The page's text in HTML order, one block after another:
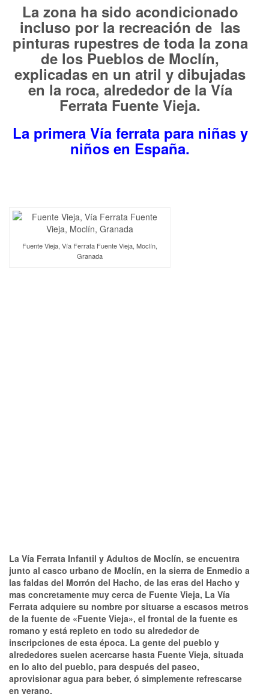
La zona ha sido acondicionado
incluso por la recreación de las
pinturas rupestres de toda la zona
de los Pueblos de Moclín,
explicadas en un atril y dibujadas
en la roca, alrededor de la Vía
Ferrata Fuente Vieja.
La primera Vía ferrata para niñas y
niños en España.
Fuente Vieja, Vía Ferrata Fuente Vieja, Moclín,
Granada
La Vía Ferrata Infantil y Adultos de Moclín, se encuentra
junto al casco urbano de Moclín, en la sierra de Enmedio a
las faldas del Morrón del Hacho, de las eras del Hacho y
mas concretamente muy cerca de Fuente Vieja, La Vía
Ferrata adquiere su nombre por situarse a escasos metros
de la fuente de «Fuente Vieja», el frontal de la fuente es
romano y está repleto en todo su alrededor de
inscripciones de esta época. La gente del pueblo y
alrededores suelen acercarse hasta Fuente Vieja, situada
en lo alto del pueblo, para después del paseo,
aprovisionar agua para beber, ó simplemente refrescarse
en verano.